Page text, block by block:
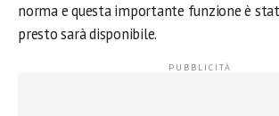
norma e questa importante funzione è
presto sarà disponibile.